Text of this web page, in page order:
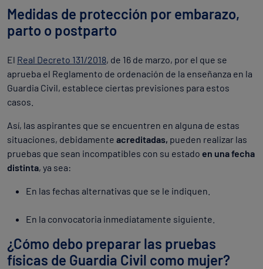
Medidas de protección por embarazo,
parto o postparto
El Real Decreto 131/2018, de 16 de marzo, por el que se
aprueba el Reglamento de ordenación de la enseñanza en la
Guardia Civil, establece ciertas previsiones para estos
casos.
Así, las aspirantes que se encuentren en alguna de estas
situaciones, debidamente acreditadas, pueden realizar las
pruebas que sean incompatibles con su estado en una fecha
distinta, ya sea:
En las fechas alternativas que se le indiquen.
En la convocatoria inmediatamente siguiente.
¿Cómo debo preparar las pruebas
físicas de Guardia Civil como mujer?